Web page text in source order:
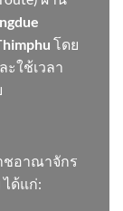
โดย
ะใช้เวลา
ชอาณาจักร
ด้แก่: